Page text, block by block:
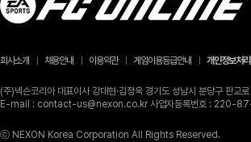
회사소개 채용안내 이용약관 게임이용등급안내 개인정보처
(주)넥슨코리아 대표이사 강대현·김정욱 경기도 성남시 분당
E-mail : contact-us@nexon.co.kr 사업자등록번호 : 220-
ⓒ NEXON Korea Corporation All Rights Reserved.